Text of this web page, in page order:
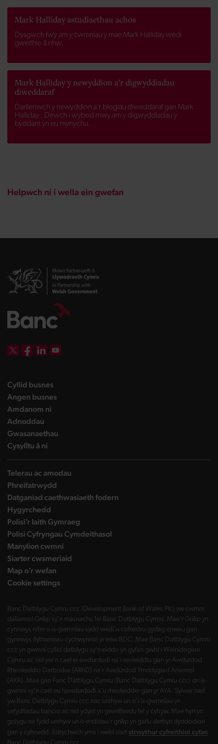
Mark Halliday astudiaethau achos
Dysgwch fwy am y cwmnïau y mae Mark Halliday wedi
gweithio â nhw.
Mark Halliday y newyddion a’r digwyddiadau
diweddaraf
Darllenwch y newyddion a'r blogiau diweddaraf gan Mark
Halliday . Dewch i wybod mwy am y digwyddiadau y
byddant yn eu mynychu.
Helpwch ni i wella ein gwefan
Cyllid busneslanding page
Angen busneslanding page
Amdanom ni
Adnoddau
Gwasanaethau
Cysylltu â ni
Telerau ac amodau
Phreifatrwydd
Datganiad caethwasiaeth fodern
Hygyrchedd
Polisi’r Iaith Gymraeg
Polisi Cyfryngau Cymdeithasol
Manylion cwmni
Siarter cwsmeriaid
Map o’r wefan
Cookie settings
Banc Datblygu Cymru ccc (Development Bank of Wales Plc) yw cwmni
daliannol Grŵp sy'n masnachu fel Banc Datblygu Cymru. Mae'r Grŵp yn
cynnwys nifer o is-gwmnïau sydd wedi'u cofrestru gydag enwau gan
gynnwys llythrennau cychwynnol yr enw BDC. Mae Banc Datblygu Cymru
ccc yn gwmni cyllid datblygu sy'n eiddo yn gyfan gwbl i Weinidogion
Cymru ac nid yw'n cael ei awdurdodi na'i reoleiddio gan yr Awdurdod
Rheoleiddio Darbodus (ARhD) na'r Awdurdod Ymddygiad Ariannol
(AYA). Mae gan Fanc Datblygu Cymru (Banc Datblygu Cymru ccc) dri is-
gwmni sy'n cael eu hawdurdodi a'u rheoleiddio gan yr AYA. Sylwer nad
yw Banc Datblygu Cymru ccc nac unrhyw un o'i is-gwmnïau yn
sefydliadau bancio ac nid ydynt yn gweithredu fel y cyfryw. Mae hyn yn
golygu na fydd unrhyw un o endidau'r grŵp yn gallu derbyn dyddodion
gan y cyhoedd. Edrychwch yma i weld siart strwythur cyfreithiol cyfan